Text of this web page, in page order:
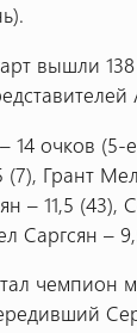
вышли
14 очков (5-
(7), Грант
– 11,5 (43),
Саргсян –
чемпион